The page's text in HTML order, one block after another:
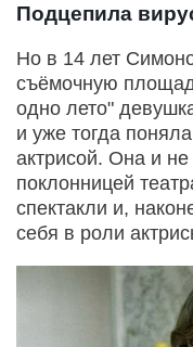
Подцепила
Но в 14 лет
съёмочную
одно лето"
и уже тогда
актрисой. Она и
поклонницей
спектакли и,
себя в роли